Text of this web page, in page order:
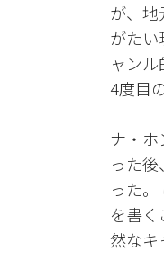
が、
がた
ャン
4度目
ナ・
った
った
を書
然なキ